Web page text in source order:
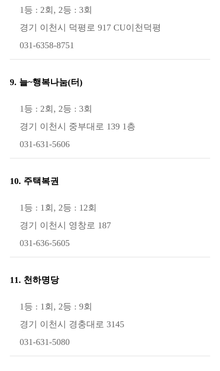
1등 : 2회, 2등 : 3회
경기 이천시 덕평로 917 CU이천덕평
031-6358-8751
9. 늘~행복나눔(터)
1등 : 2회, 2등 : 3회
경기 이천시 중부대로 139 1층
031-631-5606
10. 주택복권
1등 : 1회, 2등 : 12회
경기 이천시 영창로 187
031-636-5605
11. 천하명당
1등 : 1회, 2등 : 9회
경기 이천시 경충대로 3145
031-631-5080